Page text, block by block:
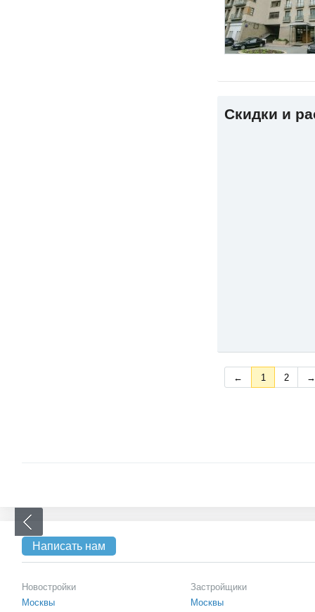
Скидки и
← 1 2
Написать нам
Новостройки
Москвы
Застройщики
Москвы